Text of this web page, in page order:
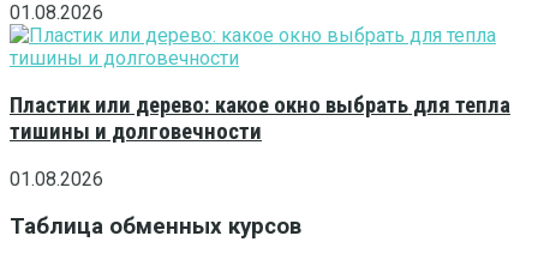
01.08.2026
Пластик или дерево: какое окно выбрать для тепла
тишины и долговечности
01.08.2026
Таблица обменных курсов